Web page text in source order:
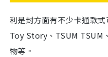
利是封方面有不少卡通款
Toy Story、TSUM
物等。